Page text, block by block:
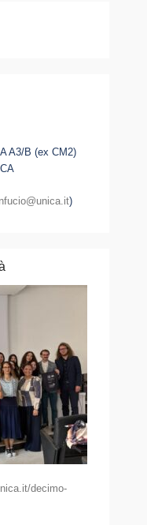
A3/B (ex CM2)
)
decimo-